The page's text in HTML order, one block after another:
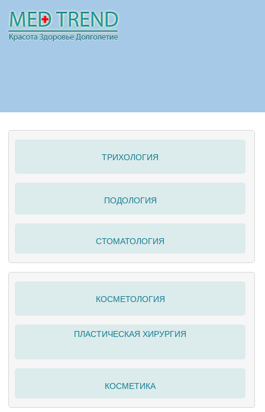
ПОЛЕЗНО
ТРИХОЛОГИЯ
ПОДОЛОГИЯ
СТОМАТОЛОГИЯ
КОСМЕТОЛОГИЯ
ПЛАСТИЧЕСКАЯ ХИРУРГИЯ
КОСМЕТИКА